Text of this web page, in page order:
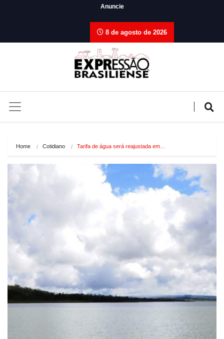
Anuncie
8 de agosto de 2026
Home Cotidiano Tarifa de água será reajustada em…